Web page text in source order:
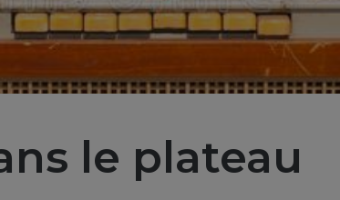
le plateau